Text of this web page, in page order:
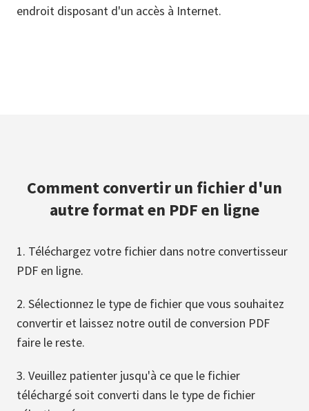
endroit disposant d'un accès à Internet.
Comment convertir un fichier d'un
autre format en PDF en ligne
Téléchargez votre fichier dans notre convertisseur
PDF en ligne.
Sélectionnez le type de fichier que vous souhaitez
convertir et laissez notre outil de conversion PDF
faire le reste.
Veuillez patienter jusqu'à ce que le fichier
téléchargé soit converti dans le type de fichier